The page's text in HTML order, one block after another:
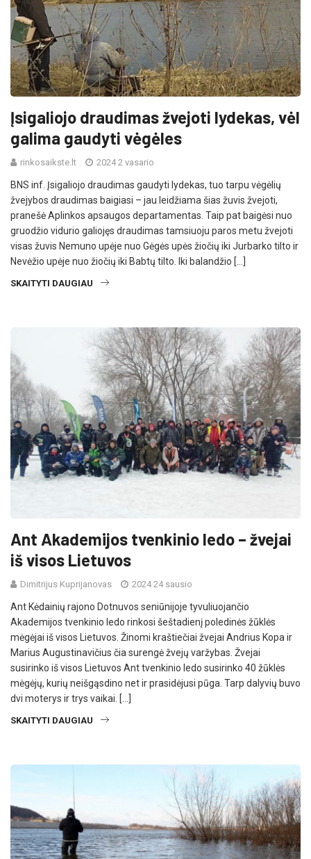
Įsigaliojo draudimas žvejoti lydekas, vėl
galima gaudyti vėgėles
rinkosaikste.lt 2024 2 vasario
BNS inf. Įsigaliojo draudimas gaudyti lydekas, tuo tarpu vėgėlių
žvejybos draudimas baigiasi – jau leidžiama šias žuvis žvejoti,
pranešė Aplinkos apsaugos departamentas. Taip pat baigėsi nuo
gruodžio vidurio galiojęs draudimas tamsiuoju paros metu žvejoti
visas žuvis Nemuno upėje nuo Gėgės upės žiočių iki Jurbarko tilto ir
Nevėžio upėje nuo žiočių iki Babtų tilto. Iki balandžio […]
SKAITYTI DAUGIAU
Ant Akademijos tvenkinio ledo – žvejai
iš visos Lietuvos
Dimitrijus Kuprijanovas 2024 24 sausio
Ant Kėdainių rajono Dotnuvos seniūnijoje tyvuliuojančio
Akademijos tvenkinio ledo rinkosi šeštadienį poledinės žūklės
mėgėjai iš visos Lietuvos. Žinomi kraštiečiai žvejai Andrius Kopa ir
Marius Augustinavičius čia surengė žvejų varžybas. Žvejai
susirinko iš visos Lietuvos Ant tvenkinio ledo susirinko 40 žūklės
mėgėjų, kurių neišgąsdino net ir prasidėjusi pūga. Tarp dalyvių buvo
dvi moterys ir trys vaikai. […]
SKAITYTI DAUGIAU